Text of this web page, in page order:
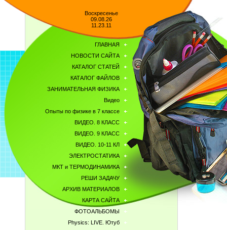
Воскресенье
09.08.26
11.23.11
ГЛАВНАЯ
НОВОСТИ САЙТА
КАТАЛОГ СТАТЕЙ
КАТАЛОГ ФАЙЛОВ
ЗАНИМАТЕЛЬНАЯ ФИЗИКА
Видео
Опыты по физике в 7 классе
ВИДЕО. 8 КЛАСС
ВИДЕО. 9 КЛАСС
ВИДЕО. 10-11 КЛ
ЭЛЕКТРОСТАТИКА
МКТ и ТЕРМОДИНАМИКА
РЕШИ ЗАДАЧУ
АРХИВ МАТЕРИАЛОВ
КАРТА САЙТА
ФОТОАЛЬБОМЫ
Physics: LIVE. Ютуб